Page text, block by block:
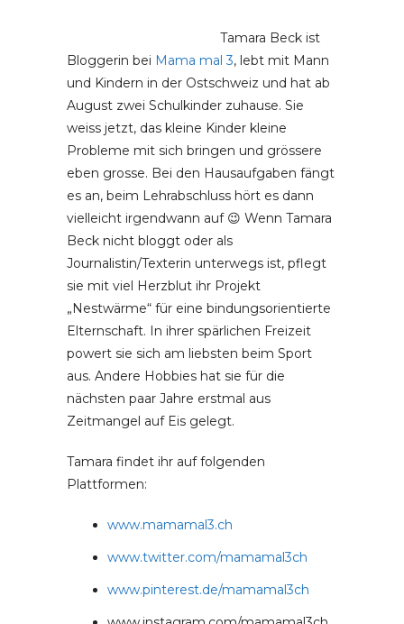
Tamara Beck ist
Bloggerin bei Mama mal 3, lebt mit Mann
und Kindern in der Ostschweiz und hat ab
August zwei Schulkinder zuhause. Sie
weiss jetzt, das kleine Kinder kleine
Probleme mit sich bringen und grössere
eben grosse. Bei den Hausaufgaben fängt
es an, beim Lehrabschluss hört es dann
vielleicht irgendwann auf 😉 Wenn Tamara
Beck nicht bloggt oder als
Journalistin/Texterin unterwegs ist, pflegt
sie mit viel Herzblut ihr Projekt
„Nestwärme“ für eine bindungsorientierte
Elternschaft. In ihrer spärlichen Freizeit
powert sie sich am liebsten beim Sport
aus. Andere Hobbies hat sie für die
nächsten paar Jahre erstmal aus
Zeitmangel auf Eis gelegt.
Tamara findet ihr auf folgenden
Plattformen:
www.mamamal3.ch
www.twitter.com/mamamal3ch
www.pinterest.de/mamamal3ch